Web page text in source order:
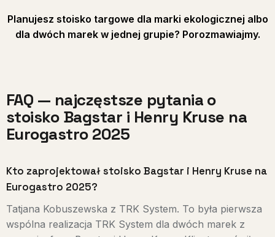
Planujesz stoisko targowe dla marki ekologicznej albo
dla dwóch marek w jednej grupie? Porozmawiajmy.
FAQ — najczęstsze pytania o
stoisko Bagstar i Henry Kruse na
Eurogastro 2025
Kto zaprojektował stoisko Bagstar i Henry Kruse na
Eurogastro 2025?
Tatjana Kobuszewska z TRK System. To była pierwsza
wspólna realizacja TRK System dla dwóch marek z